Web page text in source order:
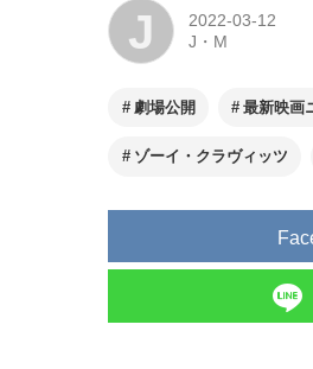
J
2022-03-12
J・M
劇場公開 最新映画
ゾーイ・クラヴィッツ